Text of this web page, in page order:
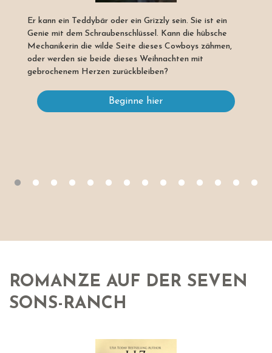
Er kann ein Teddybär oder ein Grizzly sein. Sie ist ein
Genie mit dem Schraubenschlüssel. Kann die hübsche
Mechanikerin die wilde Seite dieses Cowboys zähmen,
oder werden sie beide dieses Weihnachten mit
gebrochenem Herzen zurückbleiben?
Beginne hier
ROMANZE AUF DER SEVEN
SONS-RANCH